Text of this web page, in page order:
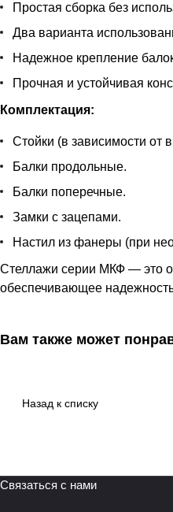
Простая сборка без
Два варианта
Надежное крепление
Прочная и устойчивая
Комплектация:
Стойки (в зависимости от
Балки продольные.
Балки поперечные.
Замки с зацепами.
Настил из фанеры (при
Стеллажи серии МКФ — это
обеспечивающее
Вам также может
Назад к списку
Связаться с нами